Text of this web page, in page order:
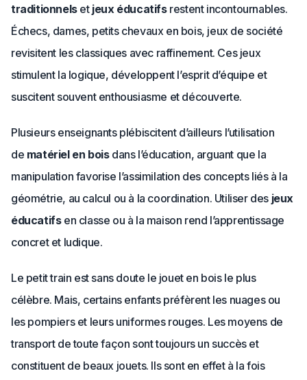
traditionnelset jeux éducatifsrestent incontournables.
Échecs, dames, petits chevaux en bois, jeux de société
revisitent les classiques avec raffinement. Ces jeux
stimulent la logique, développent l’esprit d’équipe et
suscitent souvent enthousiasme et découverte.
Plusieurs enseignants plébiscitent d’ailleurs l’utilisation
de matériel en boisdans l’éducation, arguant que la
manipulation favorise l’assimilation des concepts liés à la
géométrie, au calcul ou à la coordination. Utiliser des jeux
éducatifsen classe ou à la maison rend l’apprentissage
concret et ludique.
Le petit train est sans doute le jouet en bois le plus
célèbre. Mais, certains enfants préfèrent les nuages ou
les pompiers et leurs uniformes rouges. Les moyens de
transport de toute façon sont toujours un succès et
constituent de beaux jouets. Ils sont en effet à la fois